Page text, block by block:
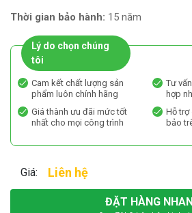
Thời gian bảo hành: 15 năm
Lý do chọn chúng
tôi
Cam kết chất lượng sản
phẩm luôn chính hãng
Tư
hợp
Giá thành ưu đãi mức tốt
nhất cho mọi công trình
Hỗ trợ
bảo
Giá: Liên hệ
ĐẶT HÀNG